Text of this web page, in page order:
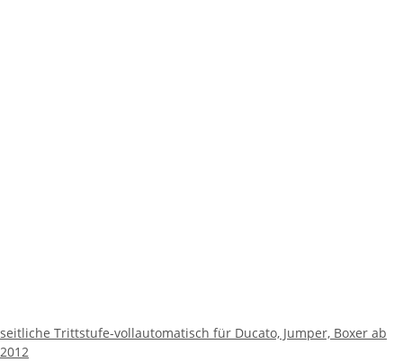
seitliche Trittstufe-vollautomatisch für Ducato, Jumper, Boxer ab
2012